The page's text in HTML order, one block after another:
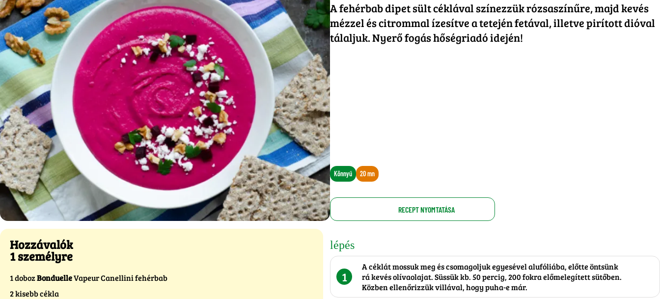
A fehérbab dipet sült céklával színezzük rózsaszínűre, majd kevés
mézzel és citrommal ízesítve a tetején fetával, illetve pirított dióval
tálaljuk. Nyerő fogás hőségriadó idején!
Könnyű 20 mn
RECEPT NYOMTATÁSA
Hozzávalók
1 személyre
1 dobozBonduelleVapeur Canellini fehérbab
2 kisebb cékla
lépés
1
A céklát mossuk meg és csomagoljuk egyesével alufóliába, előtte öntsünk
rá kevés olívaolajat. Süssük kb. 50 percig, 200 fokra előmelegített sütőben.
Közben ellenőrizzük villával, hogy puha-e már.